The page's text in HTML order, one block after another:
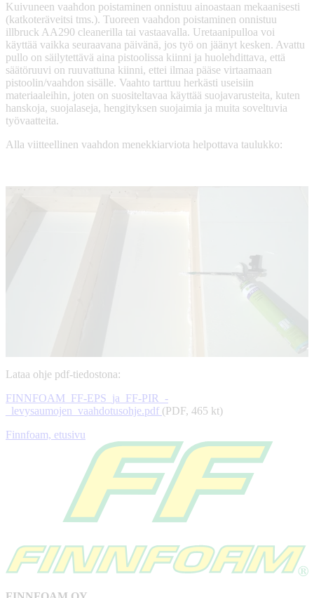
Kuivuneen vaahdon poistaminen onnistuu ainoastaan mekaanisesti
(katkoteräveitsi tms.). Tuoreen vaahdon poistaminen onnistuu
illbruck AA290 cleanerilla tai vastaavalla. Uretaanipulloa voi
käyttää vaikka seuraavana päivänä, jos työ on jäänyt kesken. Avattu
pullo on säilytettävä aina pistoolissa kiinni ja huolehdittava, että
säätöruuvi on ruuvattuna kiinni, ettei ilmaa pääse virtaamaan
pistoolin/vaahdon sisälle. Vaahto tarttuu herkästi useisiin
materiaaleihin, joten on suositeltavaa käyttää suojavarusteita, kuten
hanskoja, suojalaseja, hengityksen suojaimia ja muita soveltuvia
työvaatteita.
Alla viitteellinen vaahdon menekkiarviota helpottava taulukko:
Lataa ohje pdf-tiedostona:
FINNFOAM_FF-EPS_ja_FF-PIR_-
_levysaumojen_vaahdotusohje.pdf (PDF, 465 kt)
Finnfoam, etusivu